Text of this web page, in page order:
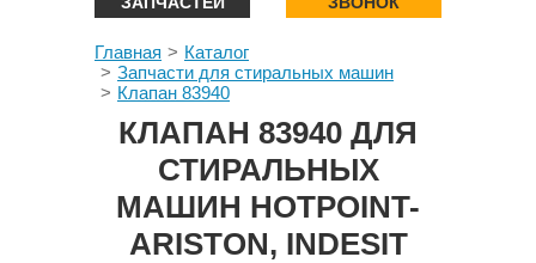
Главная
Каталог
Запчасти для стиральных машин
Клапан 83940
КЛАПАН 83940 ДЛЯ
СТИРАЛЬНЫХ
МАШИН HOTPOINT-
ARISTON, INDESIT